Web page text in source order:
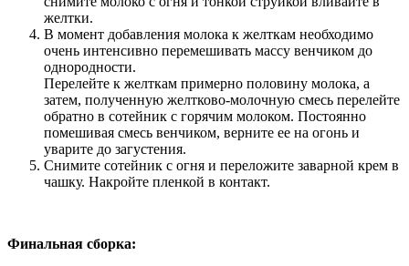
желтки.
В момент добавления молока к желткам необходимо
очень интенсивно перемешивать массу венчиком до
однородности.
Перелейте к желткам примерно половину молока, а
затем, полученную желтково-молочную смесь перелейте
обратно в сотейник с горячим молоком. Постоянно
помешивая смесь венчиком, верните ее на огонь и
уварите до загустения.
Снимите сотейник с огня и переложите заварной крем в
чашку. Накройте пленкой в контакт.
Финальная сборка: